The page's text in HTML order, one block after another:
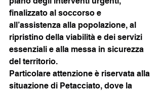
finalizzato al soccorso e
all’assistenza alla popolazione, al
ripristino della viabilità e dei servizi
essenziali e alla messa in sicurezza
del territorio.
Particolare attenzione è riservata alla
situazione di Petacciato, dove la